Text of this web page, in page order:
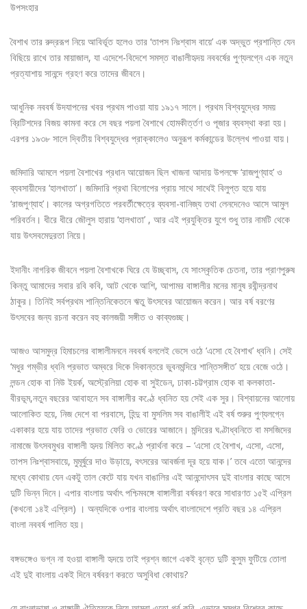
উপসংহার
বৈশাখ তার রুদ্ররূপ নিয়ে আবির্ভূত হলেও তার ‘তাপস নিঃশ্বাস বায়ে’ এক অদ্ভুত প্রশান্তি যেন
বিছিয়ে রাখে তার মায়াজাল, যা এদেশে-বিদেশে সমস্ত বাঙালীহৃদয় নববর্ষের পুণ্যলগ্নে এক নতুন
প্রত্যাশায় সানন্দে গ্রহণ করে তাদের জীবনে।
আধুনিক নববর্ষ উদযাপনের খবর প্রথম পাওয়া যায় ১৯১৭ সালে। প্রথম বিশ্বযুদ্ধের সময়
ব্রিটিশদের বিজয় কামনা করে সে বছর পয়লা বৈশাখে হোমকীর্ত্তণ ও পূজার ব্যবস্থা করা হয়।
এরপর ১৯৩৮ সালে দ্বিতীয় বিশ্বযুদ্ধের প্রাক্কালেও অনুরূপ কর্মকান্ডের উল্লেখ পাওয়া যায়।
জমিদারি আমলে পয়লা বৈশাখের প্রধান আয়োজন ছিল খাজনা আদায় উপলক্ষে ‘রাজপুণ্যাহ’ ও
ব্যবসায়ীদের ‘হালখাতা’। জমিদারি প্রথা বিলোপের প্রায় সাথে সাথেই বিলুপ্ত হয়ে যায়
‘রাজপুণ্যাহ’। কালের অগ্রগতিতে পরবর্তীক্ষেত্রে ব্যবসা-বানিজ্য তথা লেনদেনেও আসে আমুল
পরিবর্তন। ধীরে ধীরে জৌলুস হারায় ‘হালখাতা’ , আর এই প্রযুক্তির যুগে শুধু তার নামটি থেকে
যায় উৎসবমেদুরতা নিয়ে।
ইদানীং নাগরিক জীবনে পয়লা বৈশাখকে ঘিরে যে উচ্ছ্বাস, যে সাংস্কৃতিক চেতনা, তার প্রাণপুরুষ
কিন্তু আমাদের সবার রবি কবি, আট থেকে আশি, আপামর বাঙ্গালীর মনের মানুষ রবীন্দ্রনাথ
ঠাকুর। তিনিই সর্বপ্রথম শান্তিনিকেতনে ঋতু উৎসবের আয়োজন করেন। আর বর্ষ বরণের
উৎসবের জন্য রচনা করেন বহু কালজয়ী সঙ্গীত ও কাব্যগুচ্ছ।
আজও আসমুদ্র হিমাচলের বাঙ্গালীমননে নববর্ষ বললেই ভেসে ওঠে ‘এসো হে বৈশাখ’ ধ্বনি। সেই
‘মধুর গম্ভীর ধ্বনি প্রভাত অম্বরে দিকে দিকান্তরে ভুবনমন্দিরে শান্তিসঙ্গীত’ হয়ে বেজে ওঠে।
লন্ডন হোক বা নিউ ইয়র্ক, অস্ট্রেলিয়া হোক বা সুইডেন, ঢাকা-চট্টগ্রাম হোক বা কলকাতা-
বীরভূম,নতুন বছরের আবাহনে সব বাঙ্গালীর কণ্ঠে ধ্বনিত হয় সেই এক সুর। বিশ্বায়নের আলোয়
আলোকিত হয়ে, নিজ দেশে বা পরবাসে, হিন্দু বা মুসলিম সব বাঙালীই এই বর্ষ শুরুর পুণ্যলগ্নে
একাকার হয়ে যায় তাদের প্রভাত ফেরি ও ভোরের আজানে। মন্দিরের ঘণ্টাধ্বনিতে বা মসজিদের
নামাজে উৎসবমুখর বাঙ্গালী হৃদয় মিলিত কণ্ঠে প্রার্থনা করে – ‘এসো হে বৈশাখ, এসো, এসো,
তাপস নিঃশ্বাসবায়ে, মুমূর্ষুরে দাও উড়ায়ে, বৎসরের আবর্জনা দূর হয়ে যাক।’ তবে এতো আনন্দের
মধ্যে কোথায় যেন একটু তাল কেটে যায় যখন বাঙালির এই আনন্দোৎসব দুই বাংলার কাছে আসে
দুটি ভিন্ন দিনে। এপার বাংলায় অর্থাৎ পশ্চিমবঙ্গে বাঙ্গালীরা বর্ষবরণ করে সাধারণত ১৫ই এপ্রিল
(কখনো ১৪ই এপ্রিল) । অন্যদিকে ওপার বাংলায় অর্থাৎ বাংলাদেশে প্রতি বছর ১৪ এপ্রিল
বাংলা নববর্ষ পালিত হয়।
বঙ্গভঙ্গেও ভগ্ন না হওয়া বাঙ্গালী হৃদয়ে তাই প্রশ্ন জাগে একই বৃন্তে দুটি কুসুম ফুটিয়ে তোলা
এই দুই বাংলায় একই দিনে বর্ষবরণ করতে অসুবিধা কোথায়?